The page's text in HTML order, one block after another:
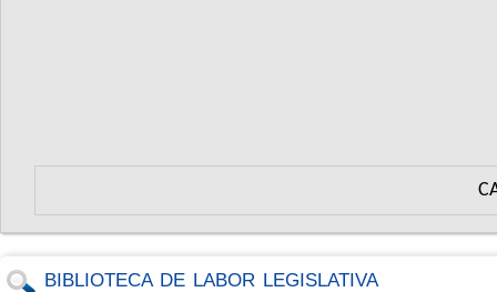
BIBLIOTECA DE LABOR LEGISLATIVA